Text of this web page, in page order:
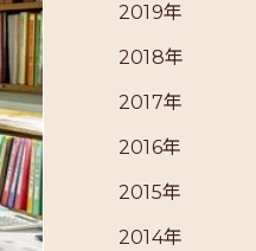
2019年
2018年
2017年
2016年
2015年
2014年